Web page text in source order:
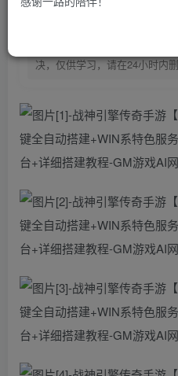
点击查看
仅支持云服务器搭建，适用于
常进入游戏和后台使用，如有
bug，若后面因为bug或者其
决，仅供学习，请在24小时内